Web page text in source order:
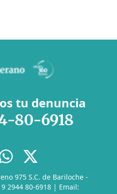
tu denuncia
80-6918
975 S.C. de Bariloche -
2944 80-6918 | Email: